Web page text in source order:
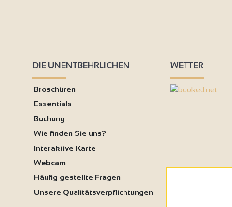
DIE UNENTBEHRLICHEN
Broschüren
Essentials
Buchung
Wie finden Sie uns?
Interaktive Karte
Webcam
Häufig gestellte Fragen
Unsere Qualitätsverpflichtungen
WETTER